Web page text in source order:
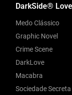
DarkSide®
Medo Clássico
Graphic Novel
Crime Scene
DarkLove
Macabra
Sociedade Secreta